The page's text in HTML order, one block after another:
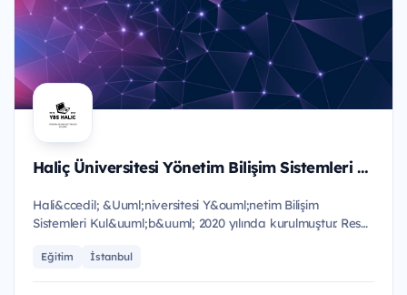
Haliç Üniversitesi Yönetim Bilişim Sistemleri Kulübü
Hali&ccedil; &Uuml;niversitesi Y&ouml;netim Bilişim
Sistemleri Kul&uuml;b&uuml; 2020 yılında kurulmuştur. Resmi
Eğitim İstanbul